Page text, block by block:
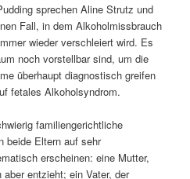
sprechen Aline Strutz und
Fall, in dem Alkoholmissbrauch
wieder verschleiert wird. Es
noch vorstellbar sind, um die
überhaupt diagnostisch greifen
fetales Alkoholsyndrom.
familiengerichtliche
beide Eltern auf sehr
erscheinen: eine Mutter,
entzieht; ein Vater, der